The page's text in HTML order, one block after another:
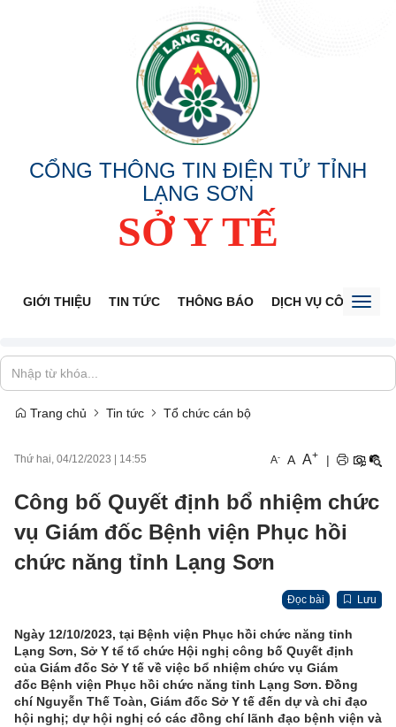
CỔNG THÔNG TIN ĐIỆN TỬ TỈNH
LẠNG SƠN
SỞ Y TẾ
GIỚI THIỆU TIN TỨC THÔNG BÁO DỊCH VỤ CÔNG
Trang chủ Tin tức Tổ chức cán bộ
Thứ hai, 04/12/2023 14:55 A- A A+ |
Công bố Quyết định bổ nhiệm chức
vụ Giám đốc Bệnh viện Phục hồi
chức năng tỉnh Lạng Sơn
Đọc bài Lưu
Ngày 12/10/2023, tại Bệnh viện Phục hồi chức năng tỉnh
Lạng Sơn, Sở Y tể tổ chức Hội nghị công bố Quyết định
của Giám đốc Sở Y tế về việc bổ nhiệm chức vụ Giám
đốc Bệnh viện Phục hồi chức năng tỉnh Lạng Sơn. Đồng
chí Nguyễn Thế Toàn, Giám đốc Sở Y tế đến dự và chỉ đạo
hội nghị; dự hội nghị có các đồng chí lãnh đạo bệnh viện và